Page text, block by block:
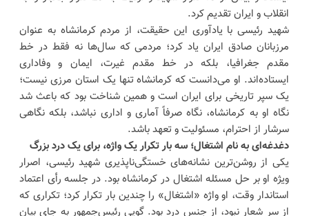
انقلاب و ایران تقدیم کرد.
شهید رئیسی با یادآوری این حقیقت، از مردم کرمانشاه به عنوان
مرزبانان صادق ایران یاد کرد؛ مردمی که سال‌ها نه فقط در خط
مقدم جغرافیا، بلکه در خط مقدم غیرت، ایمان و وفاداری
ایستاده‌اند. او می‌دانست که کرمانشاه تنها یک استان مرزی نیست؛
یک سپر تاریخی برای ایران است و همین شناخت بود که باعث شد
نگاه او به کرمانشاه، نگاه صرفاً آماری و اداری نباشد، بلکه نگاهی
سرشار از احترام، مسئولیت و تعهد باشد.
دغدغه‌ای به نام اشتغال؛ سه بار تکرار یک واژه، برای یک درد بزرگ
یکی از روشن‌ترین نشانه‌های خستگی‌ناپذیری شهید رئیسی، اصرار
ویژه او بر حل مسئله اشتغال در کرمانشاه بود. در جلسه رأی اعتماد
استاندار وقت، او واژه «اشتغال» را چندین بار تکرار کرد؛ تکراری که
از سر شعار نبود، از جنس درد بود. گویی رئیس‌جمهور به جای بیان